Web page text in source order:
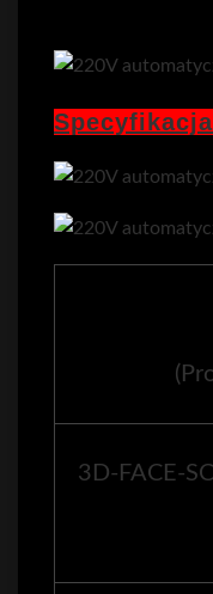
3D-FACE-